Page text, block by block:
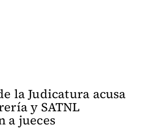
la Judicatura acusa
y SATNL
a jueces